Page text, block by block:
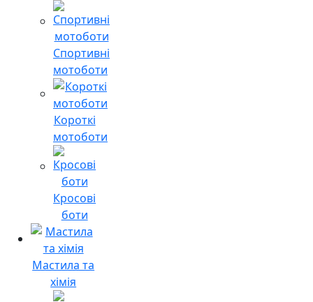
Спортивні
мотоботи
Короткі
мотоботи
Кросові
боти
Мастила та
хімія